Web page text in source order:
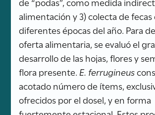
alimentación y 3) colecta de fecas
diferentes épocas del año. Para
oferta alimentaria, se evaluó el
desarrollo de las hojas, flores y
flora presente. E. ferrugineus
acotado número de ítems,
ofrecidos por el dosel, y en forma